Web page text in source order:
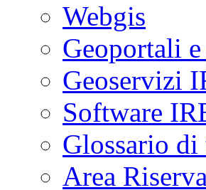
Webgis
Geoportali
Geoservizi
Software
Glossario
Area